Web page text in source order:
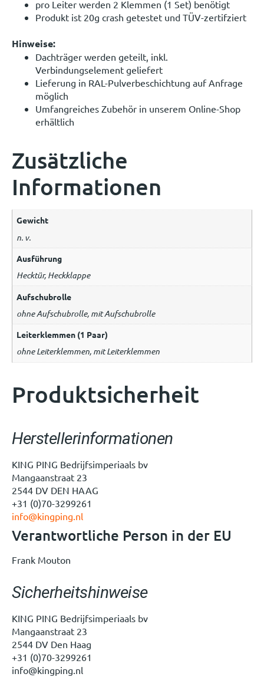
pro Leiter werden 2 Klemmen (1 Set) benötigt
Produkt ist 20g crash getestet und TÜV-zertifziert
Hinweise:
Dachträger werden geteilt, inkl.
Verbindungselement geliefert
Lieferung in RAL-Pulverbeschichtung auf Anfrage
möglich
Umfangreiches Zubehör in unserem Online-Shop
erhältlich
Zusätzliche
Informationen
Gewicht
n. v.
Ausführung
Hecktür, Heckklappe
Aufschubrolle
ohne Aufschubrolle, mit Aufschubrolle
Leiterklemmen (1 Paar)
ohne Leiterklemmen, mit Leiterklemmen
Produktsicherheit
Herstellerinformationen
KING PING Bedrijfsimperiaals bv
Mangaanstraat 23
2544 DV DEN HAAG
+31 (0)70-3299261
info@kingping.nl
Verantwortliche Person in der EU
Frank Mouton
Sicherheitshinweise
KING PING Bedrijfsimperiaals bv
Mangaanstraat 23
2544 DV Den Haag
+31 (0)70-3299261
info@kingping.nl